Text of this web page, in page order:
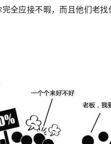
全应接不暇，而且他们老